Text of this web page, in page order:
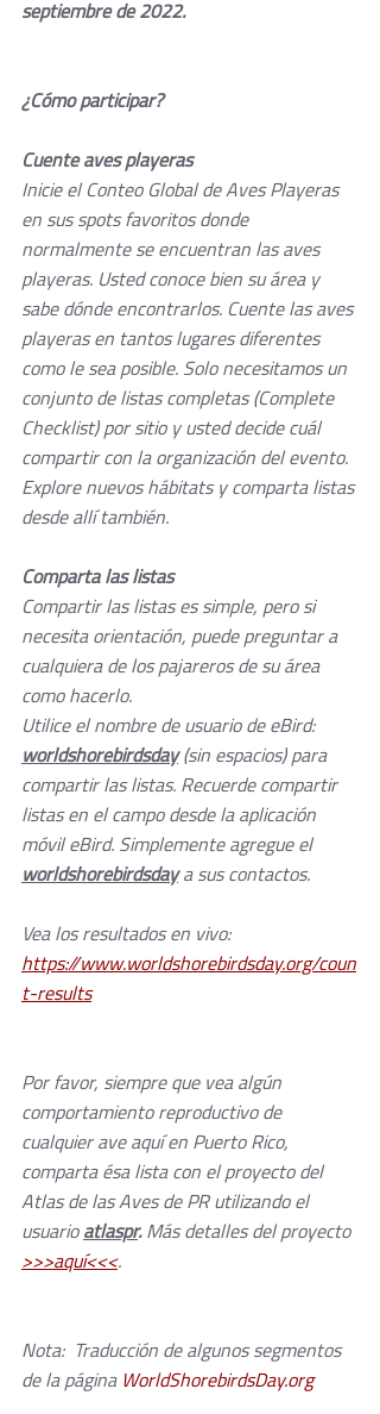
septiembre de 2022.
¿Cómo participar?
Cuente aves playeras
Inicie el Conteo Global de Aves Playeras
en sus spots favoritos donde
normalmente se encuentran las aves
playeras. Usted conoce bien su área y
sabe dónde encontrarlos. Cuente las aves
playeras en tantos lugares diferentes
como le sea posible. Solo necesitamos un
conjunto de listas completas (Complete
Checklist) por sitio y usted decide cuál
compartir con la organización del evento.
Explore nuevos hábitats y comparta listas
desde allí también.
Comparta las listas
Compartir las listas es simple, pero si
necesita orientación, puede preguntar a
cualquiera de los pajareros de su área
como hacerlo.
Utilice el nombre de usuario de eBird:
worldshorebirdsday (sin espacios) para
compartir las listas. Recuerde compartir
listas en el campo desde la aplicación
móvil eBird. Simplemente agregue el
worldshorebirdsday a sus contactos.
Vea los resultados en vivo:
https://www.worldshorebirdsday.org/coun
t-results
Por favor, siempre que vea algún
comportamiento reproductivo de
cualquier ave aquí en Puerto Rico,
comparta ésa lista con el proyecto del
Atlas de las Aves de PR utilizando el
usuario atlaspr. Más detalles del proyecto
>>>aquí<<<.
Nota:  Traducción de algunos segmentos
de la página WorldShorebirdsDay.org